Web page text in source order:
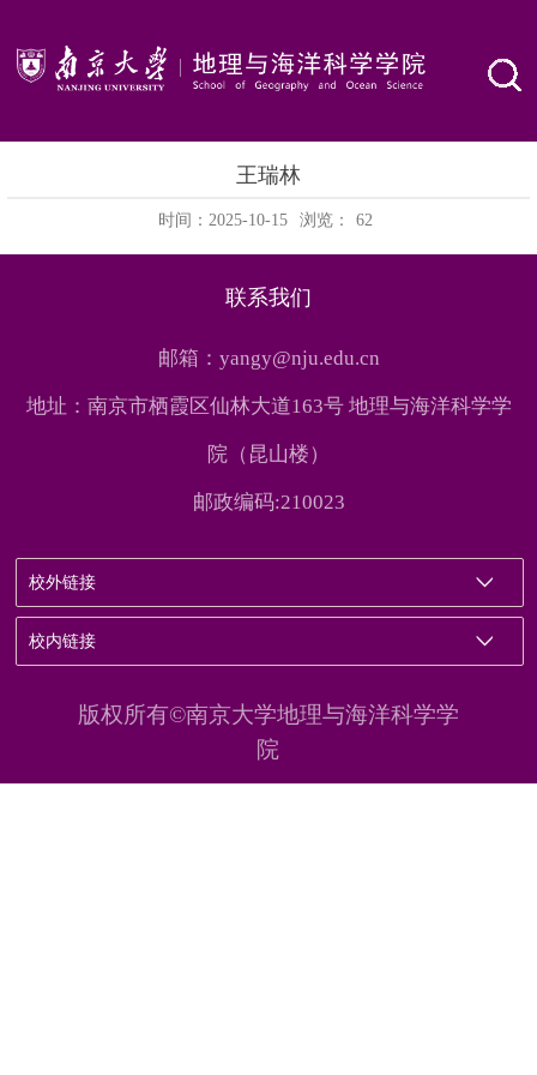
王瑞林
时间：2025-10-15 浏览： 62
联系我们
邮箱：yangy@nju.edu.cn
地址：南京市栖霞区仙林大道163号 地理与海洋科学学
院（昆山楼）
邮政编码:210023
校外链接
校内链接
版权所有©南京大学地理与海洋科学学
院